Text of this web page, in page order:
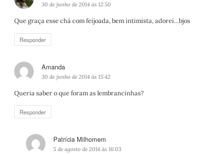
i
s
30 de junho de 2014 às 12:50
Que graça esse chá com feijoada, bem intimista, adorei…bjos
Responder
Amanda
i
s
30 de junho de 2014 às 15:42
Queria saber o que foram as lembrancinhas?
Responder
Patrícia Milhomem
i
5 de agosto de 2014 às 16:03